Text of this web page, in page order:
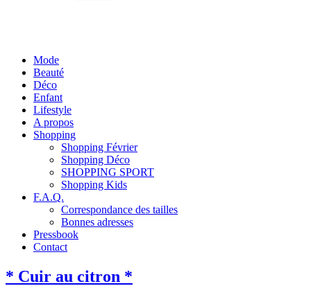
Mode
Beauté
Déco
Enfant
Lifestyle
A propos
Shopping
Shopping Février
Shopping Déco
SHOPPING SPORT
Shopping Kids
F.A.Q.
Correspondance des tailles
Bonnes adresses
Pressbook
Contact
* Cuir au citron *